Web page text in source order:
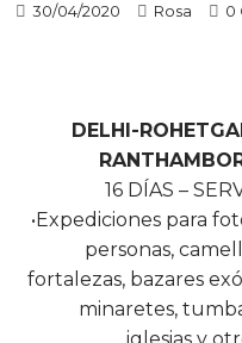
30/04/2020 Rosa 0
DELHI-
16 DÍAS –
•Expediciones para
personas,
fortalezas, bazares
minaretes,